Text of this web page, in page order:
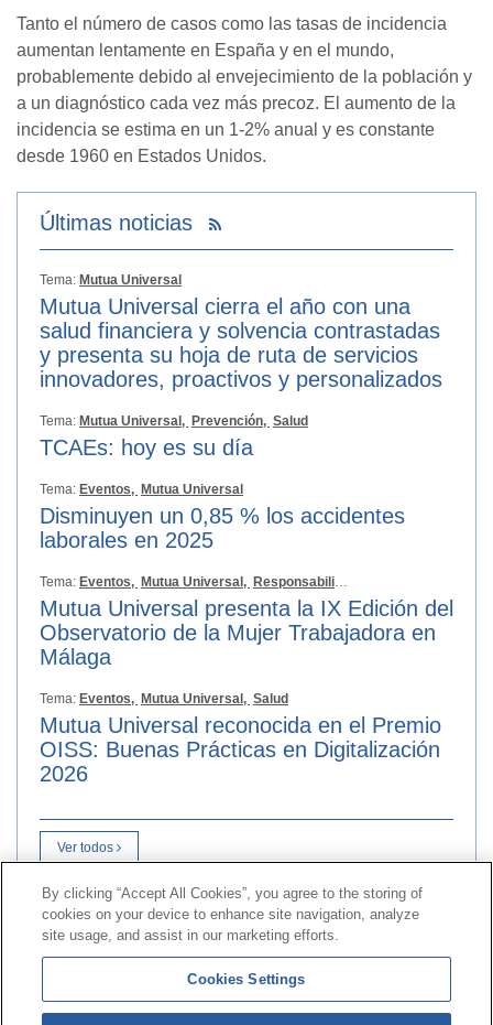
Tanto el número de casos como las tasas de incidencia
aumentan lentamente en España y en el mundo,
probablemente debido al envejecimiento de la población y
a un diagnóstico cada vez más precoz. El aumento de la
incidencia se estima en un 1-2% anual y es constante
desde 1960 en Estados Unidos.
Últimas noticias
Tema: Mutua Universal
Mutua Universal cierra el año con una
salud financiera y solvencia contrastadas
y presenta su hoja de ruta de servicios
innovadores, proactivos y personalizados
Tema: Mutua Universal, Prevención, Salud
TCAEs: hoy es su día
Tema: Eventos, Mutua Universal
Disminuyen un 0,85 % los accidentes
laborales en 2025
Tema: Eventos, Mutua Universal, Responsabilidad Social
Mutua Universal presenta la IX Edición del
Observatorio de la Mujer Trabajadora en
Málaga
Tema: Eventos, Mutua Universal, Salud
Mutua Universal reconocida en el Premio
OISS: Buenas Prácticas en Digitalización
2026
Ver todos
Kontaktua| kontratatzailearenProfila|Erreklamazioak
Lerro Unibertsala 900 203 203|Toki Pribatua Prestazio
berezien Batzordea|Toki Pribatu Hornitzailea Sanitarioa
By clicking “Accept All Cookies”, you agree to the storing of
cookies on your device to enhance site navigation, analyze
site usage, and assist in our marketing efforts.
Cookies Settings